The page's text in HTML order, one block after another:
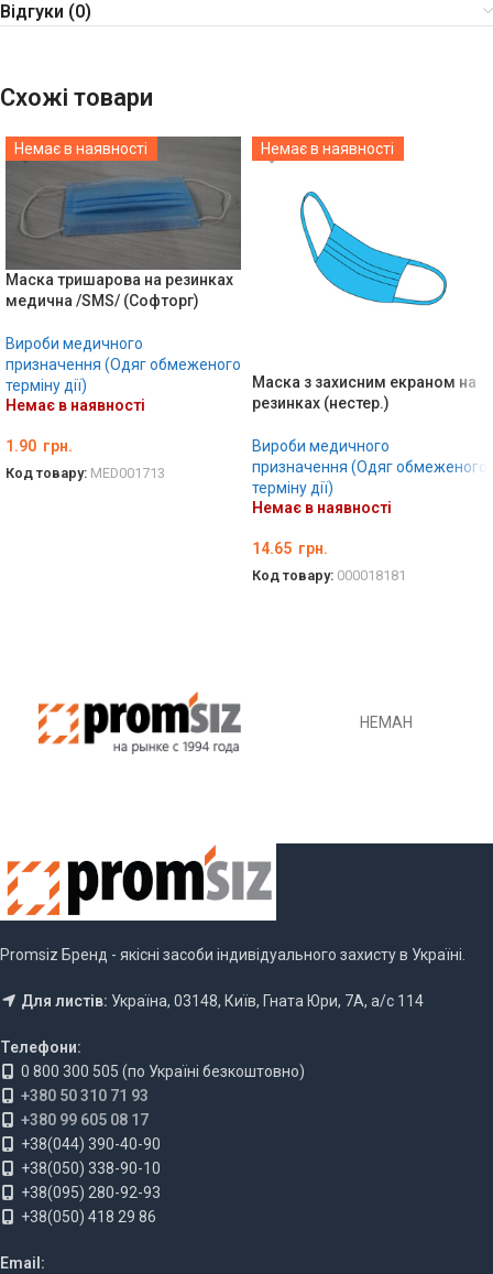
Відгуки (0)
Схожі товари
Немає в наявності
Маска тришарова на резинках
медична /SMS/ (Софторг)
Вироби медичного
призначення (Одяг обмеженого
терміну дії)
Немає в наявності
1.90 грн.
Код товару: MED001713
Немає в наявності
Маска з захисним екраном на
резинках (нестер.)
Вироби медичного
призначення (Одяг обмеженого
терміну дії)
Немає в наявності
14.65 грн.
Код товару: 000018181
НЕМАН
Promsiz Бренд - якісні засоби індивідуального захисту в Україні.
Для листів: Україна, 03148, Київ, Гната Юри, 7А, а/с 114
Телефони:
0 800 300 505 (по Україні безкоштовно)
+380 50 310 71 93
+380 99 605 08 17
+38(044) 390-40-90
+38(050) 338-90-10
+38(095) 280-92-93
+38(050) 418 29 86
Email: